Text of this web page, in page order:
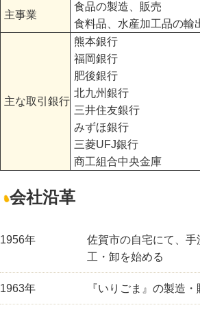
主事業
食品の製造、販売
食料品、水産加工品の輸
主な取引銀行
熊本銀行
福岡銀行
肥後銀行
北九州銀行
三井住友銀行
みずほ銀行
三菱UFJ銀行
商工組合中央金庫
会社沿革
1956年
佐賀市の自宅にて、
工・卸を始める
1963年 『いりごま』の製造・